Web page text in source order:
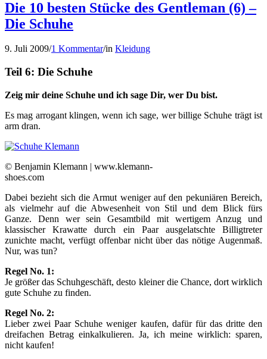
Die 10 besten Stücke des Gentleman (6) –
Die Schuhe
9. Juli 2009/1 Kommentar/in Kleidung
Teil 6: Die Schuhe
Zeig mir deine Schuhe und ich sage Dir, wer Du bist.
Es mag arrogant klingen, wenn ich sage, wer billige Schuhe trägt ist
arm dran.
© Benjamin Klemann | www.klemann-
shoes.com
Dabei bezieht sich die Armut weniger auf den pekuniären Bereich,
als vielmehr auf die Abwesenheit von Stil und dem Blick fürs
Ganze. Denn wer sein Gesamtbild mit wertigem Anzug und
klassischer Krawatte durch ein Paar ausgelatschte Billigtreter
zunichte macht, verfügt offenbar nicht über das nötige Augenmaß.
Nur, was tun?
Regel No. 1:
Je größer das Schuhgeschäft, desto kleiner die Chance, dort wirklich
gute Schuhe zu finden.
Regel No. 2:
Lieber zwei Paar Schuhe weniger kaufen, dafür für das dritte den
dreifachen Betrag einkalkulieren. Ja, ich meine wirklich: sparen,
nicht kaufen!